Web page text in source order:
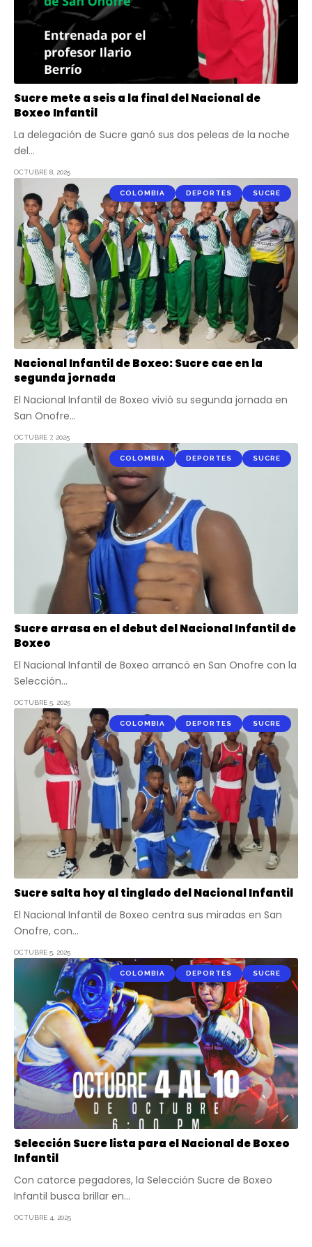
Sucre mete a seis a la final del Nacional de
Boxeo Infantil
La delegación de Sucre ganó sus dos peleas de la noche
del…
OCTUBRE 8, 2025
COLOMBIA DEPORTES SUCRE
Nacional Infantil de Boxeo: Sucre cae en la
segunda jornada
El Nacional Infantil de Boxeo vivió su segunda jornada en
San Onofre…
OCTUBRE 7, 2025
COLOMBIA DEPORTES SUCRE
Sucre arrasa en el debut del Nacional Infantil de
Boxeo
El Nacional Infantil de Boxeo arrancó en San Onofre con la
Selección…
OCTUBRE 5, 2025
COLOMBIA DEPORTES SUCRE
Sucre salta hoy al tinglado del Nacional Infantil
El Nacional Infantil de Boxeo centra sus miradas en San
Onofre, con…
OCTUBRE 5, 2025
COLOMBIA DEPORTES SUCRE
Selección Sucre lista para el Nacional de Boxeo
Infantil
Con catorce pegadores, la Selección Sucre de Boxeo
Infantil busca brillar en…
OCTUBRE 4, 2025